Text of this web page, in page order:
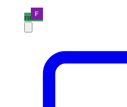
FH